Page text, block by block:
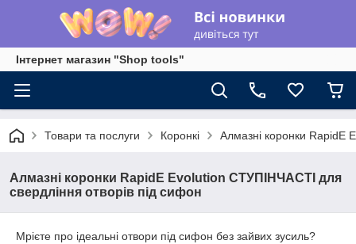
Інтернет магазин "Shop tools"
Товари та послуги Коронкі Алмазні коронки RapidE
Алмазні коронки RapidE Evolution СТУПІНЧАСТІ для
свердління отворів під сифон
Мрієте про ідеальні отвори під сифон без зайвих зусиль?